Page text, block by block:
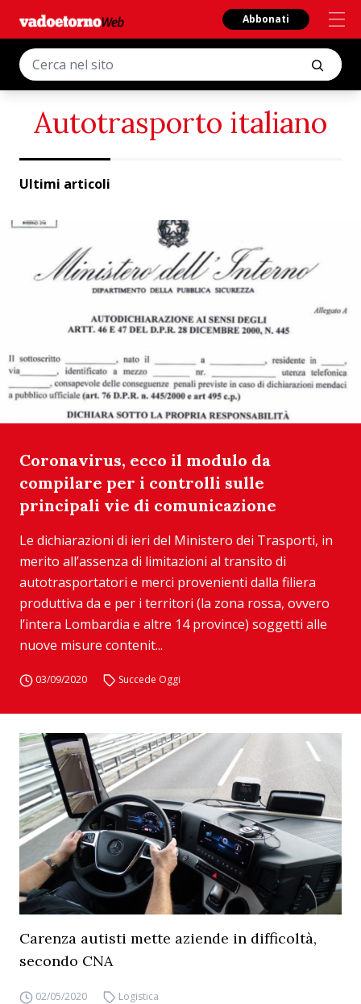
Abbonati
Autotrasporto italiano
Ultimi articoli
Coronavirus, ecco il modulo da
compilare per i controlli sulle
principali vie di comunicazione
Le dichiarazioni di ieri del Ministero dei Trasporti, in
merito all’assenza di limitazioni al transito di
autotrasportatori e merci provenienti dalla filiera
produttiva da e per i territori (la zona rossa, ovvero
l’intera Lombardia e altre 14 province) soggetti alle
nuove misure contenit...
03/09/2020 Succede Oggi
Carenza autisti mette aziende in difficoltà,
secondo CNA
02/05/2020 Logistica